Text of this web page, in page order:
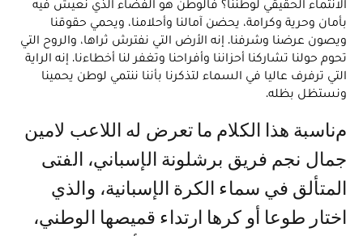
الانتماء الحقيقي لوطننا؟ فالوطن هو الفضاء الذي نعيش فيه
بأمان وحرية وكرامة، يحضن آمالنا وأحلامنا، ويحمي حقوقنا
ويصون عرضنا وشرفنا. إنه الأرض التي نفترش ثراها، والروح التي
تحوم حولنا تشاركنا أحزاننا وأفراحنا وتغفر لنا أخطاءنا. إنه الراية
التي ترفرف عاليا في السماء لتذكرنا بأننا ننتمي لوطن يحمينا
ونستظل بظله.
مناسبة هذا الكلام ما تعرض له اللاعب لامين
جمال نجم فريق برشلونة الإسباني، الفتى
المتألق في سماء الكرة الإسبانية، والذي
اختار طوعا أو كرها ارتداء قميصها الوطني،